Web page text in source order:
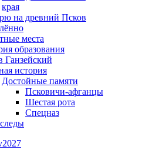
края
на древний Псков
места
образования
Ганзейский
история
Достойные памяти
Псковичи-афганцы
Шестая рота
Спецназ